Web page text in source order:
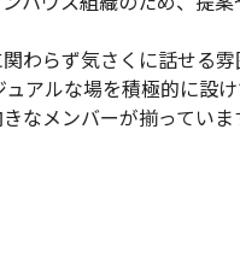
わらず気さくに話せる
アルな場を積極的に設
なメンバーが揃っていま